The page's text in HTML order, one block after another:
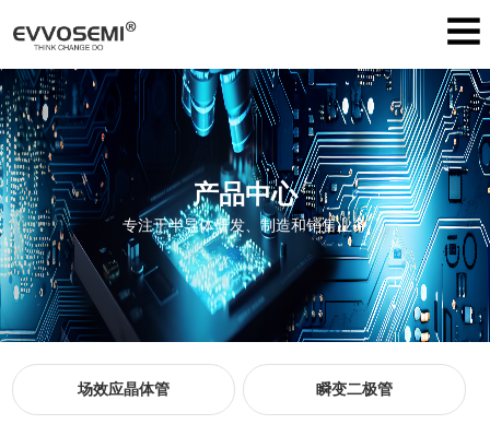
产品中心
专注于半导体研发、制造和销售业务
场效应晶体管 瞬变二极管